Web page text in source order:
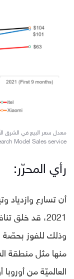
معدل سعر البيع في الشرق الأوسط و
Model Sales service
رأي المحرّر:
أن تسارع وازدياد
2021، قد خلق
وذلك للفوز بحصّة
منها مثل منطقة
العالميّة من